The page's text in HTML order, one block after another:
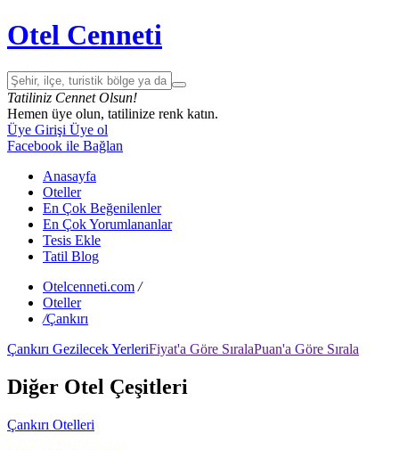
Otel Cenneti
Tatiliniz Cennet Olsun!
Hemen üye olun, tatilinize renk katın.
Üye Girişi Üye ol
Facebook ile Bağlan
Anasayfa
Oteller
En Çok Beğenilenler
En Çok Yorumlananlar
Tesis Ekle
Tatil Blog
Otelcenneti.com /
Oteller
/Çankırı
Çankırı Gezilecek YerleriFiyat'a Göre SıralaPuan'a Göre Sırala
Diğer Otel Çeşitleri
Çankırı Otelleri